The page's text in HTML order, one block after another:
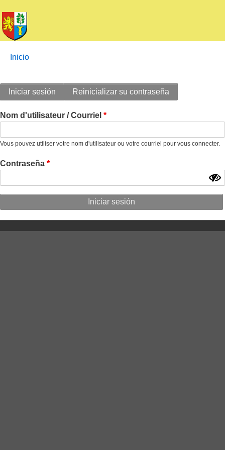
Enlaces
a
la
navegación
You
here:
Inicio
Solapas
principales
Iniciar sesión Reinicializar su contraseña
Nom d'utilisateur / Courriel
Vous pouvez utiliser votre nom d'utilisateur ou votre courriel pour vous connecter.
Contraseña